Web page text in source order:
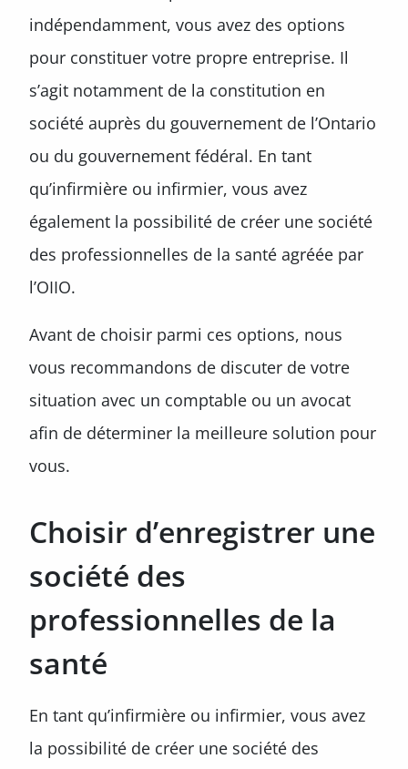
indépendamment, vous avez des options
pour constituer votre propre entreprise. Il
s’agit notamment de la constitution en
société auprès du gouvernement de l’Ontario
ou du gouvernement fédéral. En tant
qu’infirmière ou infirmier, vous avez
également la possibilité de créer une société
des professionnelles de la santé agréée par
l’OIIO.
Avant de choisir parmi ces options, nous
vous recommandons de discuter de votre
situation avec un comptable ou un avocat
afin de déterminer la meilleure solution pour
vous.
Choisir d’enregistrer une
société des
professionnelles de la
santé
En tant qu’infirmière ou infirmier, vous avez
la possibilité de créer une société des